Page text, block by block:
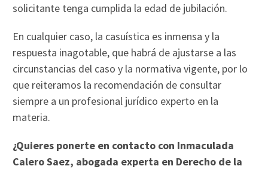
solicitante tenga cumplida la edad de jubilación.
En cualquier caso, la casuística es inmensa y la
respuesta inagotable, que habrá de ajustarse a las
circunstancias del caso y la normativa vigente, por lo
que reiteramos la recomendación de consultar
siempre a un profesional jurídico experto en la
materia.
¿Quieres ponerte en contacto con Inmaculada
Calero Saez, abogada experta en Derecho de la